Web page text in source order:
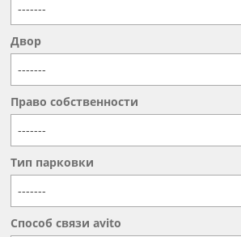
-------
Двор
-------
Право собственности
-------
Тип парковки
-------
Способ связи avito